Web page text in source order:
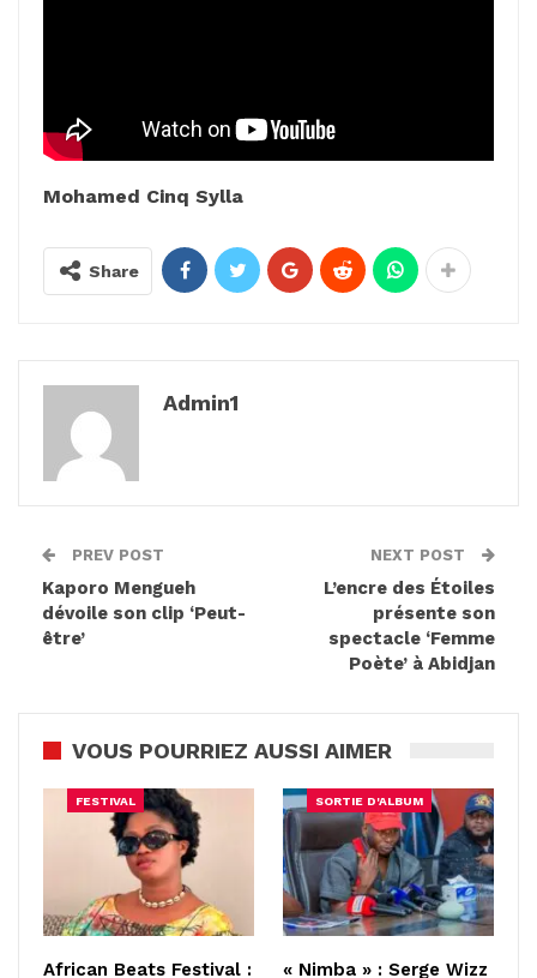
Mohamed Cinq Sylla
Share
Admin1
PREV POST
Kaporo Mengueh
dévoile son clip ‘Peut-
être’
NEXT POST
L’encre des Étoiles
présente son
spectacle ‘Femme
Poète’ à Abidjan
VOUS POURRIEZ AUSSI AIMER
FESTIVAL
African Beats Festival :
SORTIE D'ALBUM
« Nimba » : Serge Wizz